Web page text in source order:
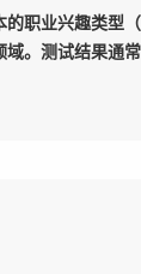
职业兴趣类型
。测试结果通